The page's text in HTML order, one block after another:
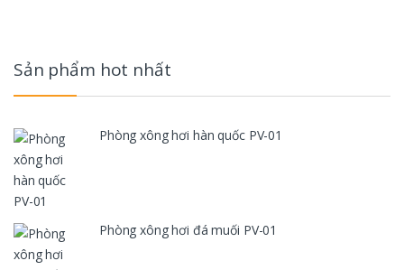
Sản phẩm hot nhất
Phòng xông hơi hàn quốc PV-01
Phòng xông hơi đá muối PV-01